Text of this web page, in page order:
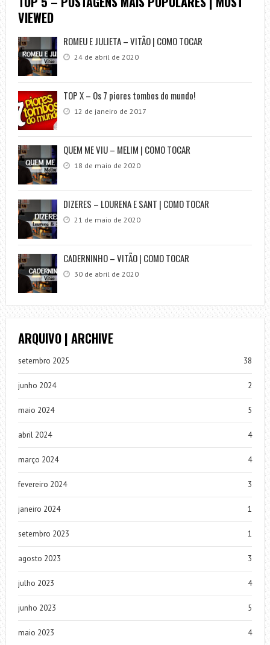
VIEWED
ROMEU E JULIETA – VITÃO | COMO TOCAR
24 de abril de 2020
TOP X – Os 7 piores tombos do mundo!
12 de janeiro de 2017
QUEM ME VIU – MELIM | COMO TOCAR
18 de maio de 2020
DIZERES – LOURENA E SANT | COMO TOCAR
21 de maio de 2020
CADERNINHO – VITÃO | COMO TOCAR
30 de abril de 2020
ARQUIVO | ARCHIVE
setembro 2025 38
junho 2024 2
maio 2024 5
abril 2024 4
março 2024 4
fevereiro 2024 3
janeiro 2024 1
setembro 2023 1
agosto 2023 3
julho 2023 4
junho 2023 5
maio 2023 4